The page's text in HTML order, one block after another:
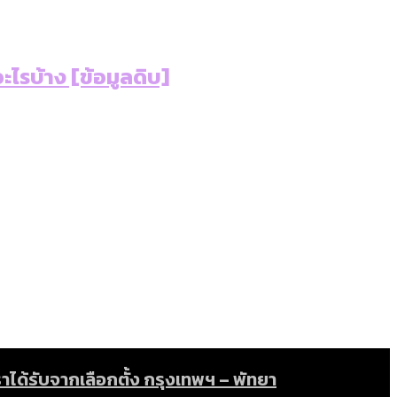
ด้รับจากเลือกตั้ง กรุงเทพฯ – พัทยา
รบ้าง
มูลดิบ]
ต่ปี 2023-2024
มากกว่าเกิด
ไรบ้าง [ข้อมูลดิบ]